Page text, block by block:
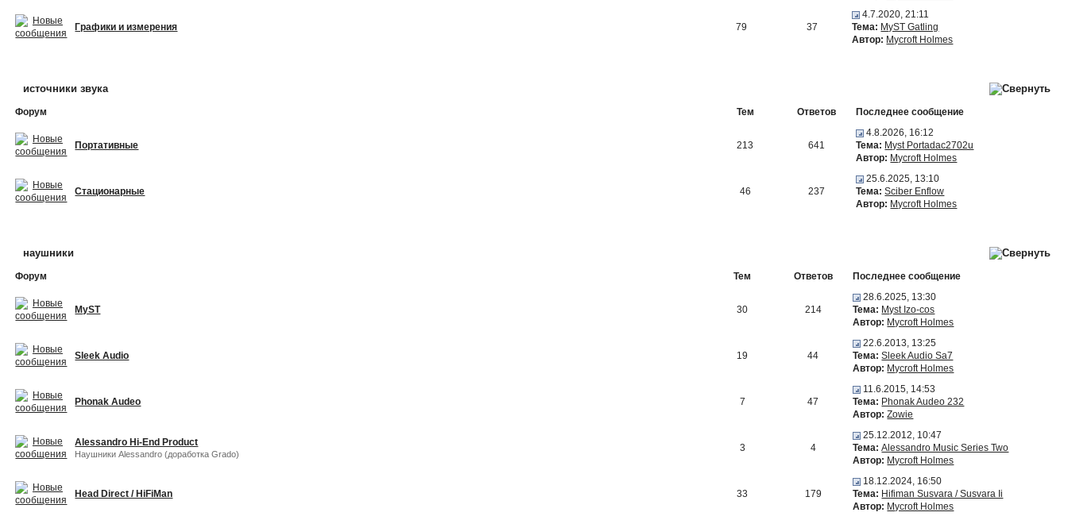
Графики и измерения 79 37
4.7.2020, 21:11
Тема: MyST Gatling
Автор: Mycroft Holmes
источники звука
Форум Тем Ответов Последнее сообщение
Портативные 213 641
4.8.2026, 16:12
Тема: Myst Portadac2702u
Автор: Mycroft Holmes
Стационарные 46 237
25.6.2025, 13:10
Тема: Sciber Enflow
Автор: Mycroft Holmes
наушники
Форум Тем Ответов Последнее сообщение
MyST 30 214
28.6.2025, 13:30
Тема: Myst Izo-cos
Автор: Mycroft Holmes
Sleek Audio 19 44
22.6.2013, 13:25
Тема: Sleek Audio Sa7
Автор: Mycroft Holmes
Phonak Audeo 7 47
11.6.2015, 14:53
Тема: Phonak Audeo 232
Автор: Zowie
Alessandro Hi-End Product
Наушники Alessandro (доработка Grado)
3 4
25.12.2012, 10:47
Тема: Alessandro Music Series Two
Автор: Mycroft Holmes
Head Direct / HiFiMan 33 179
18.12.2024, 16:50
Тема: Hifiman Susvara / Susvara Ii
Автор: Mycroft Holmes